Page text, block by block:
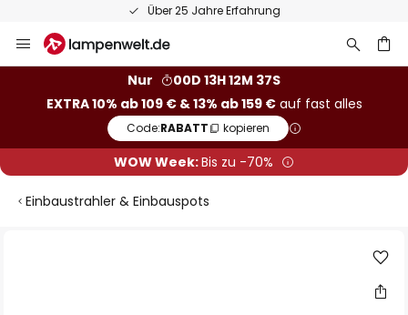
Über 25 Jahre Erfahrung
Inhalt
Nur
00D 13H 12M 36S
EXTRA 10% ab 109 € & 13% ab 159 €auf fast alles
Code:RABATT kopieren
WOW Week:Bis zu -70%
Einbaustrahler & Einbauspots